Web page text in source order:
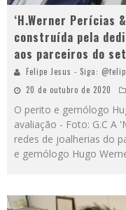
‘H.Werner Perícias
construída pela
aos parceiros do
Felipe Jesus - Siga:
20 de outubro de 2020
O perito e gemólogo
avaliação - Foto: G.C A
redes de joalherias do
e gemólogo Hugo